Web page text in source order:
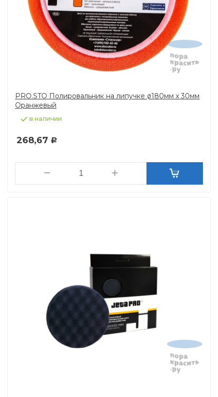
PRO.STO Полировальник на липучке ø180мм х 30мм
Оранжевый
в наличии
268,67 Р